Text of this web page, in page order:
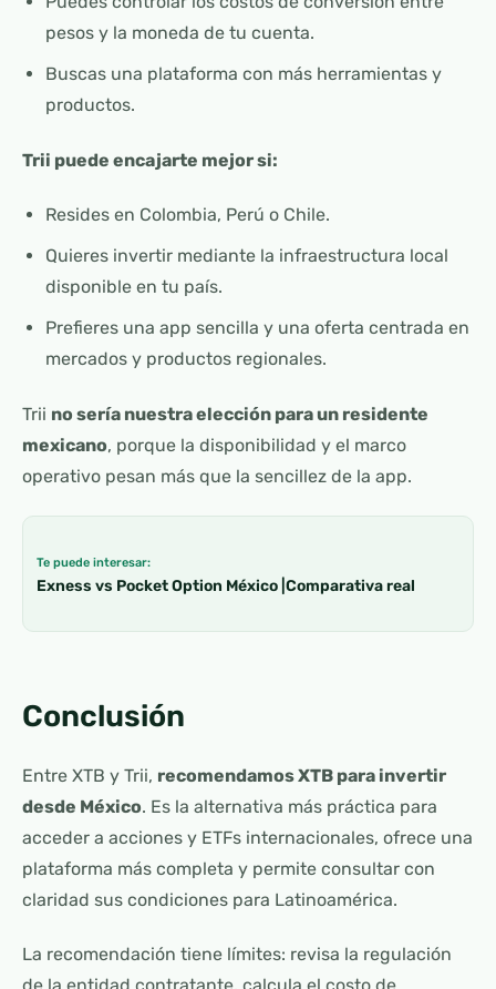
pesos y la moneda de tu cuenta.
Buscas una plataforma con más herramientas y
productos.
Trii puede encajarte mejor si:
Resides en Colombia, Perú o Chile.
Quieres invertir mediante la infraestructura local
disponible en tu país.
Prefieres una app sencilla y una oferta centrada en
mercados y productos regionales.
Trii no sería nuestra elección para un residente
mexicano, porque la disponibilidad y el marco
operativo pesan más que la sencillez de la app.
Te puede interesar:
Exness vs Pocket Option México |Comparativa real
Conclusión
Entre XTB y Trii, recomendamos XTB para invertir
desde México. Es la alternativa más práctica para
acceder a acciones y ETFs internacionales, ofrece una
plataforma más completa y permite consultar con
claridad sus condiciones para Latinoamérica.
La recomendación tiene límites: revisa la regulación